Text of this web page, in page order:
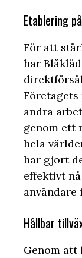
Etablering
För att
har
andra
genom ett
hela
har gjort
effektivt
användare
Hållbar
Genom